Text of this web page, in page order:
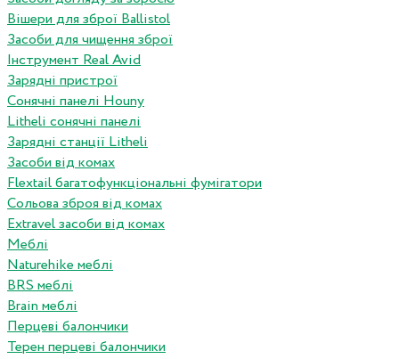
Вішери для зброї Ballistol
Засоби для чищення зброї
Інструмент Real Avid
Зарядні пристрої
Сонячні панелі Houny
Litheli сонячні панелі
Зарядні станції Litheli
Засоби від комах
Flextail багатофункціональні фумігатори
Сольова зброя від комах
Extravel засоби від комах
Меблі
Naturehike меблі
BRS меблі
Brain меблі
Перцеві балончики
Терен перцеві балончики